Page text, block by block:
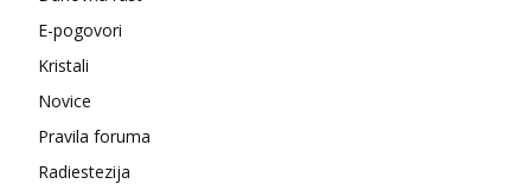
E-pogovori
Kristali
Novice
Pravila foruma
Radiestezija